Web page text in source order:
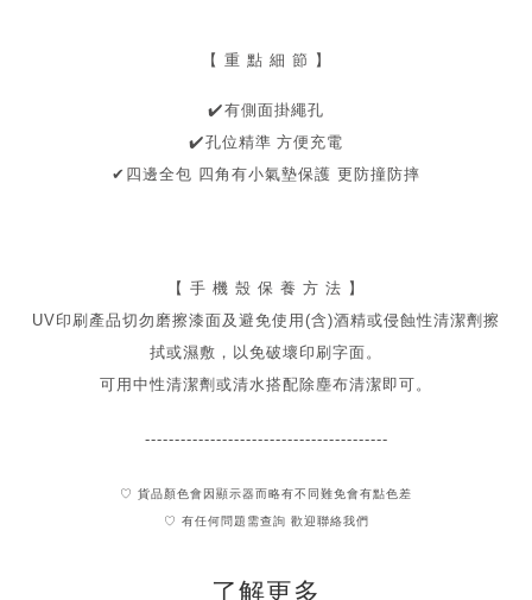
【 重 點 細 節 】
✔️有側面掛繩孔
✔孔位精準 方便充電
✔ 四邊全包 四角有小氣墊保護 更防撞防摔
【 手 機 殼 保 養 方 法 】
UV印刷產品切勿磨擦漆面及 避免使用(含)酒精或侵蝕性清潔劑擦
拭或濕敷，以免破壞印刷字面。
可用中性清潔劑或清水搭配除塵布清潔即可。
-----------------------------------------
♡ 貨品顏色會因顯示器而略有不同難免會有點色差
♡ 有任何問題需查詢 歡迎聯絡我們
了解更多